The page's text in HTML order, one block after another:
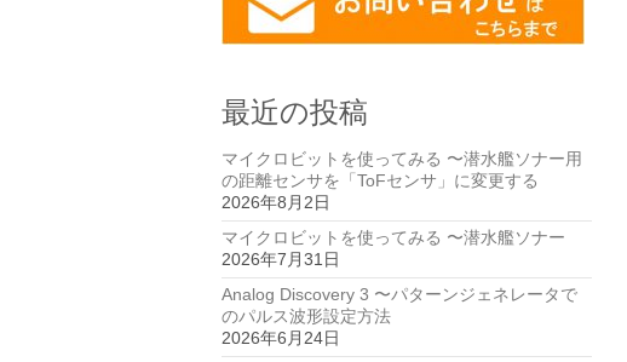
最近の投稿
マイクロビットを使ってみる 〜潜水艦ソナー用
の距離センサを「ToFセンサ」に変更する
2026年8月2日
マイクロビットを使ってみる 〜潜水艦ソナー
2026年7月31日
Analog Discovery 3 〜パターンジェネレータで
のパルス波形設定方法
2026年6月24日